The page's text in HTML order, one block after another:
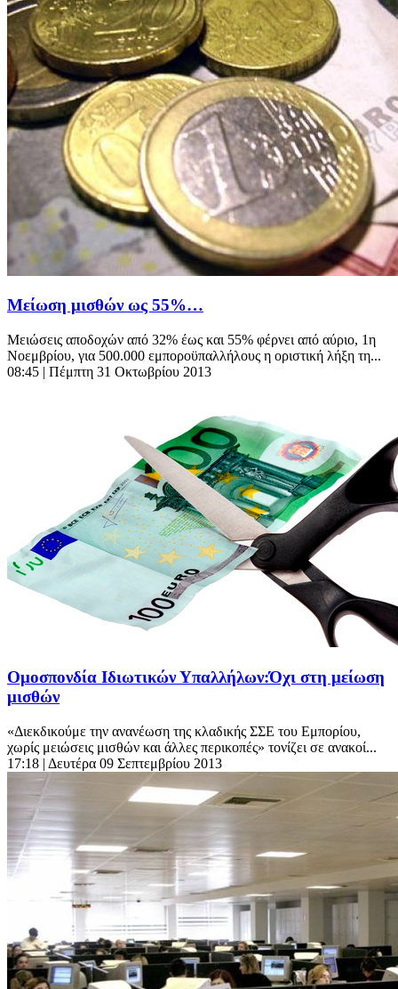
Μείωση μισθών ως 55%…
Μειώσεις αποδοχών από 32% έως και 55% φέρνει από αύριο, 1η
Νοεμβρίου, για 500.000 εμποροϋπαλλήλους η οριστική λήξη τη...
08:45 | Πέμπτη 31 Οκτωβρίου 2013
Ομοσπονδία Ιδιωτικών Υπαλλήλων:Όχι στη μείωση
μισθών
«Διεκδικούμε την ανανέωση της κλαδικής ΣΣΕ του Εμπορίου,
χωρίς μειώσεις μισθών και άλλες περικοπές» τονίζει σε ανακοί...
17:18 | Δευτέρα 09 Σεπτεμβρίου 2013